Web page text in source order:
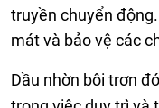
truyền chuyển
mát và bảo vệ các
Dầu nhờn bôi trơn